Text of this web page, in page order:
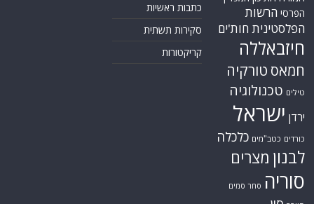
הפרסי הרשות
הפלסטינית חות'ים
חיזבאללה
חמאס טורקיה
טילים טכנולוגיה
ירדן ישראל
כורדים כטב"מים כלכלה
לבנון מצרים
סוריה סחר סמים
כתבות ראשיות
סקירות תשתית
קריקטורות